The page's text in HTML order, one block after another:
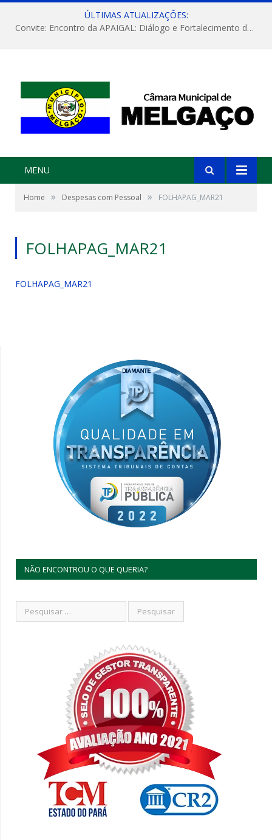
ÚLTIMAS ATUALIZAÇÕES:
Convite: Encontro da APAIGAL: Diálogo e Fortalecimento da Agricultura Familiar
MENU
Home » Despesas com Pessoal » FOLHAPAG_MAR21
FOLHAPAG_MAR21
FOLHAPAG_MAR21
NÃO ENCONTROU O QUE QUERIA?